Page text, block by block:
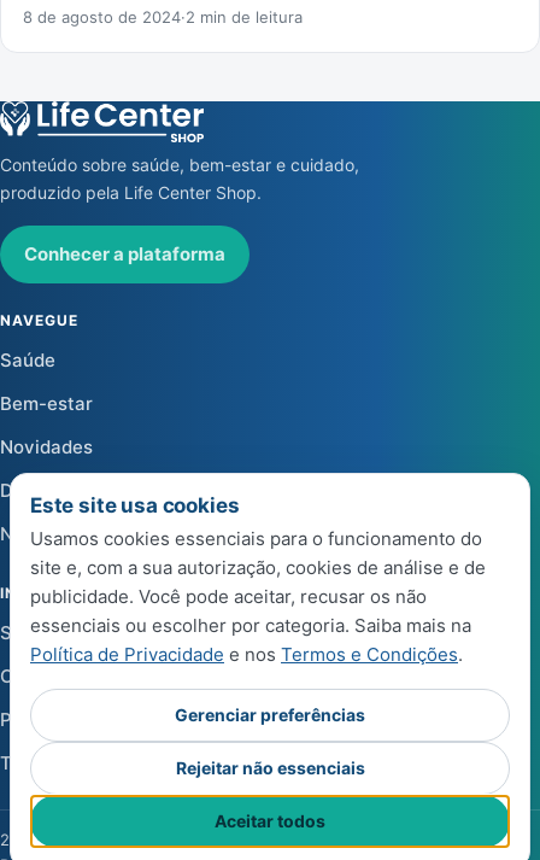
8 de agosto de 2024·2 min de leitura
Conteúdo sobre saúde, bem-estar e cuidado,
produzido pela Life Center Shop.
Conhecer a plataforma
NAVEGUE
Saúde
Bem-estar
Novidades
Dicas
Notícias
INSTITUCIONAL
Sobre a Life Center Shop
Central de Ajuda
Política de Privacidade
Termos e Condições de Uso
2026 Life Center Blog. Todos os direitos reservados.
Este site usa cookies
Usamos cookies essenciais para o funcionamento do
site e, com a sua autorização, cookies de análise e de
publicidade. Você pode aceitar, recusar os não
essenciais ou escolher por categoria. Saiba mais na
Política de Privacidade e nos Termos e Condições.
Gerenciar preferências
Rejeitar não essenciais
Aceitar todos